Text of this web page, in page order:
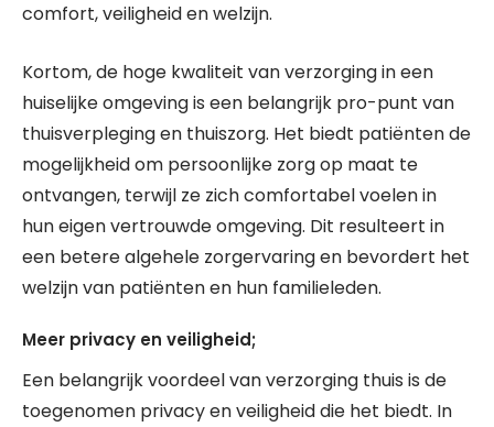
comfort, veiligheid en welzijn.
Kortom, de hoge kwaliteit van verzorging in een
huiselijke omgeving is een belangrijk pro-punt van
thuisverpleging en thuiszorg. Het biedt patiënten de
mogelijkheid om persoonlijke zorg op maat te
ontvangen, terwijl ze zich comfortabel voelen in
hun eigen vertrouwde omgeving. Dit resulteert in
een betere algehele zorgervaring en bevordert het
welzijn van patiënten en hun familieleden.
Meer privacy en veiligheid;
Een belangrijk voordeel van verzorging thuis is de
toegenomen privacy en veiligheid die het biedt. In